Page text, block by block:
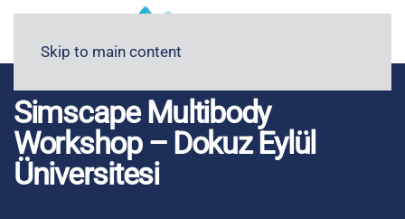
Skip to main content
Simscape Multibody
Workshop – Dokuz Eylül
Üniversitesi